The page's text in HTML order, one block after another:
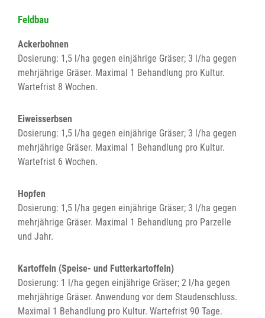
Feldbau
Ackerbohnen
Dosierung: 1,5 l/ha gegen einjährige Gräser; 3 l/ha gegen
mehrjährige Gräser. Maximal 1 Behandlung pro Kultur.
Wartefrist 8 Wochen.
Eiweisserbsen
Dosierung: 1,5 l/ha gegen einjährige Gräser; 3 l/ha gegen
mehrjährige Gräser. Maximal 1 Behandlung pro Kultur.
Wartefrist 6 Wochen.
Hopfen
Dosierung: 1,5 l/ha gegen einjährige Gräser; 3 l/ha gegen
mehrjährige Gräser. Maximal 1 Behandlung pro Parzelle
und Jahr.
Kartoffeln (Speise- und Futterkartoffeln)
Dosierung: 1 l/ha gegen einjährige Gräser; 2 l/ha gegen
mehrjährige Gräser. Anwendung vor dem Staudenschluss.
Maximal 1 Behandlung pro Kultur. Wartefrist 90 Tage.